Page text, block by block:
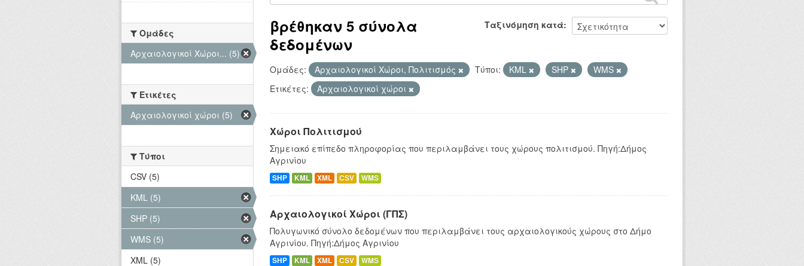
Ταξινόμηση κατά
βρέθηκαν 5 σύνολα
δεδομένων
Ομάδες: Αρχαιολογικοί Χώροι, Πολιτισμός Τύποι: KML SHP
WMS
Ετικέτες:
Αρχαιολογικοί χώροι
Χώροι Πολιτισμού
Σημειακό επίπεδο πληροφορίας που περιλαμβάνει τους χώρους πολιτισμού. Πηγή:Δήμος
Αγρινίου
SHP KML XML CSV WMS
Αρχαιολογικοί Χώροι (ΓΠΣ)
Πολυγωνικό σύνολο δεδομένων που περιλαμβάνει τους αρχαιολογικούς χώρους στο Δήμο
Αγρινίου. Πηγή:Δήμος Αγρινίου
SHP KML XML CSV WMS
Ομάδες
Αρχαιολογικοί Χώροι... (5)
Ετικέτες
Αρχαιολογικοί χώροι (5)
Τύποι
CSV (5)
KML (5)
SHP (5)
WMS (5)
XML (5)